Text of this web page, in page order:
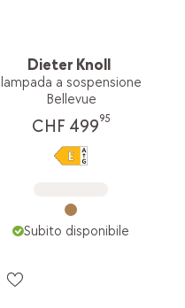
Dieter Knoll
lampada a sospensione
Bellevue
CHF 49995
Subito disponibile